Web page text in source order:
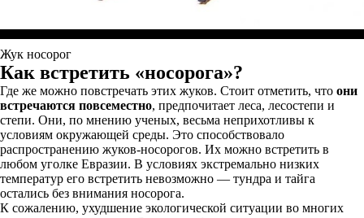
Жук носорог
Как встретить «носорога»?
Где же можно повстречать этих жуков. Стоит отметить, что они
встречаются повсеместно, предпочитает леса, лесостепи и
степи. Они, по мнению ученых, весьма неприхотливы к
условиям окружающей среды. Это способствовало
распространению жуков-носорогов. Их можно встретить в
любом уголке Евразии. В условиях экстремально низких
температур его встретить невозможно — тундра и тайга
остались без внимания носорога.
К сожалению, ухудшение экологической ситуации во многих